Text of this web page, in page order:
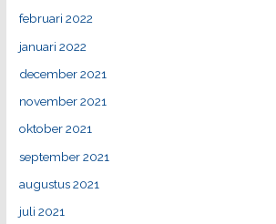
februari 2022
januari 2022
december 2021
november 2021
oktober 2021
september 2021
augustus 2021
juli 2021